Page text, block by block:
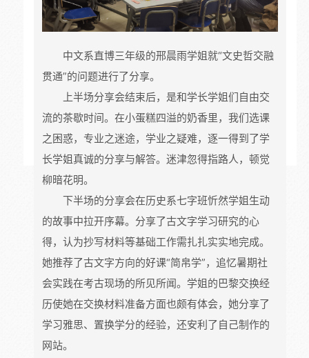
中文系直博三年级的邢晨雨学姐就“文史哲交融
贯通”的问题进行了分享。
上半场分享会结束后，是和学长学姐们自由交
流的茶歇时间。在小蛋糕四溢的奶香里，我们选课
之困惑，专业之迷途，学业之疑难，逐一得到了学
长学姐真诚的分享与解答。迷津忽得指路人，顿觉
柳暗花明。
下半场的分享会在历史系七字班忻然学姐生动
的故事中拉开序幕。分享了古文字学习研究的心
得，认为抄写材料等基础工作需扎扎实实地完成。
她推荐了古文字方向的好课“简帛学”，追忆暑期社
会实践在考古现场的所见所闻。学姐的巴黎交换经
历使她在交换材料准备方面也颇有体会，她分享了
学习雅思、置换学分的经验，还安利了自己制作的
网站。